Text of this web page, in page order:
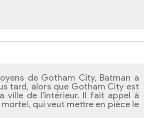
de Gotham City, Batman a
tard, alors que Gotham City est
ville de l'intérieur. Il fait appel à
qui veut mettre en pièce le